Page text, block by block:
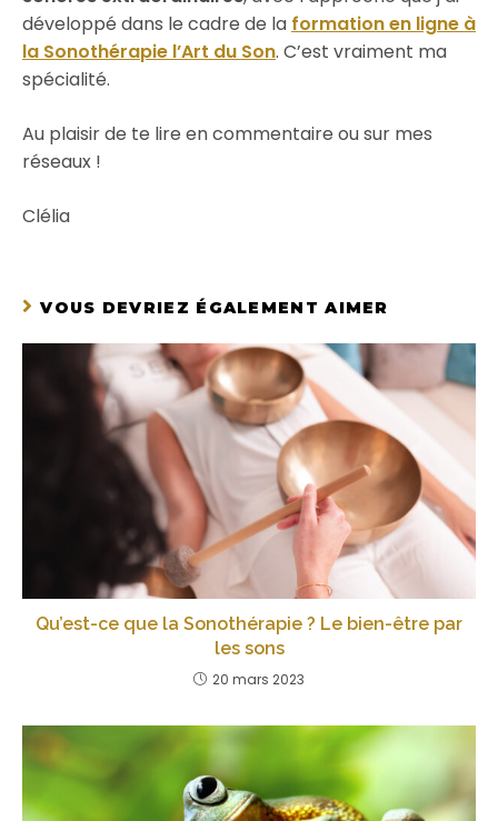
développé dans le cadre de la formation en ligne à
la Sonothérapie l’Art du Son. C’est vraiment ma
spécialité.
Au plaisir de te lire en commentaire ou sur mes
réseaux !
Clélia
VOUS DEVRIEZ ÉGALEMENT AIMER
Qu’est-ce que la Sonothérapie ? Le bien-être par
les sons
20 mars 2023